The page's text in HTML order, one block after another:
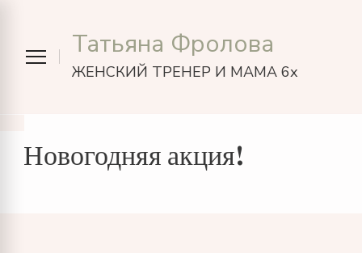
Татьяна Фролова
ЖЕНСКИЙ ТРЕНЕР И МАМА 6х
Новогодняя акция!